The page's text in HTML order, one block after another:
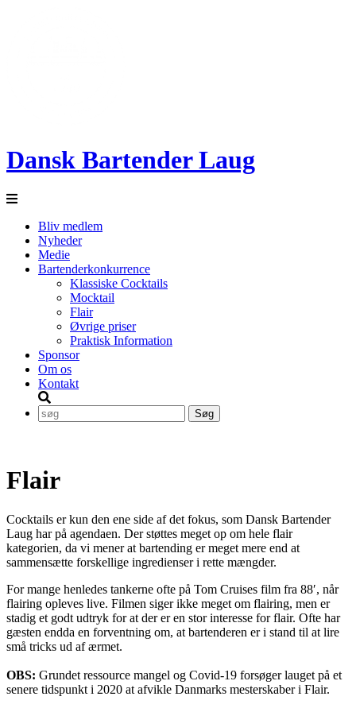
Dansk Bartender Laug
Bliv medlem
Nyheder
Medie
Bartenderkonkurrence
Klassiske Cocktails
Mocktail
Flair
Øvrige priser
Praktisk Information
Sponsor
Om os
Kontakt
Flair
Cocktails er kun den ene side af det fokus, som Dansk Bartender
Laug har på agendaen. Der støttes meget op om hele flair
kategorien, da vi mener at bartending er meget mere end at
sammensætte forskellige ingredienser i rette mængder.
For mange henledes tankerne ofte på Tom Cruises film fra 88′, når
flairing opleves live. Filmen siger ikke meget om flairing, men er
stadig et godt udtryk for at der er en stor interesse for flair. Ofte har
gæsten endda en forventning om, at bartenderen er i stand til at lire
små tricks ud af ærmet.
OBS: Grundet ressource mangel og Covid-19 forsøger lauget på et
senere tidspunkt i 2020 at afvikle Danmarks mesterskaber i Flair.